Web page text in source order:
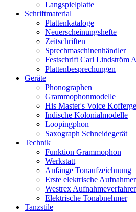
Langspielplatte
Schriftmaterial
Plattenkataloge
Neuerscheinungshefte
Zeitschriften
Sprechmaschinenhändler
Festschrift Carl Lindström
Plattenbesprechungen
Geräte
Phonographen
Grammophonmodelle
His Master's Voice
Indische Kolonialmodelle
Loopingphon
Saxograph Schneidegerät
Technik
Funktion Grammophon
Werkstatt
Anfänge Tonaufzeichnung
Erste elektrische
Westrex
Elektrische Tonabnehmer
Tanzstile